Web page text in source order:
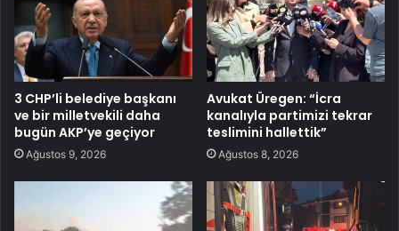
3 CHP’li belediye başkanı
ve bir milletvekili daha
bugün AKP’ye geçiyor
Ağustos 9, 2026
Avukat Üregen: “İcra
kanalıyla partimizi tekrar
teslimini hallettik”
Ağustos 8, 2026